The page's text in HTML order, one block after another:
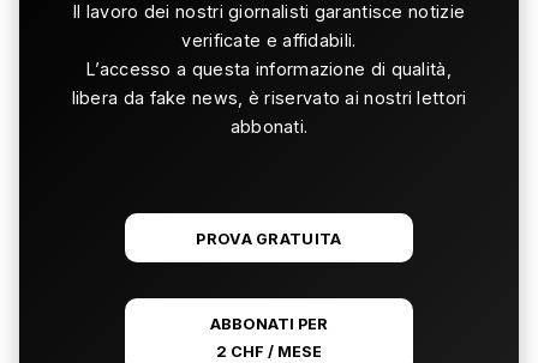
Il lavoro dei nostri giornalisti garantisce notizie
verificate e affidabili.
L’accesso a questa informazione di qualità,
libera da fake news, è riservato ai nostri lettori
abbonati.
PROVA GRATUITA
ABBONATI PER
2 CHF / MESE